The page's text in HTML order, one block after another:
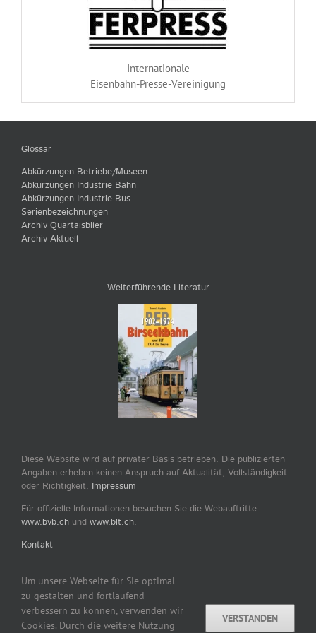
Internationale
Eisenbahn-Presse-Vereinigung
Glossar
Abkürzungen Betriebe/Museen
Abkürzungen Industrie Bahn
Abkürzungen Industrie Bus
Serienbezeichnungen
Archiv Quartalsbiler
Archiv Aktuell
Weiterführende Literatur
Diese Website wird auf privater Basis betrieben. Die publizierten
Angaben erheben keinen Anspruch auf Aktualität, Vollständigkeit
oder Richtigkeit. Impressum
Für offizielle Informationen besuchen Sie die Webauftritte
www.bvb.ch und www.blt.ch.
Kontakt
Copyright © 2007–2026 by tram-bus-basel.ch / Dominik
Um unsere Webseite für Sie optimal
zu gestalten und fortlaufend
verbessern zu können, verwenden wir
Cookies. Durch die weitere Nutzung
VERSTANDEN